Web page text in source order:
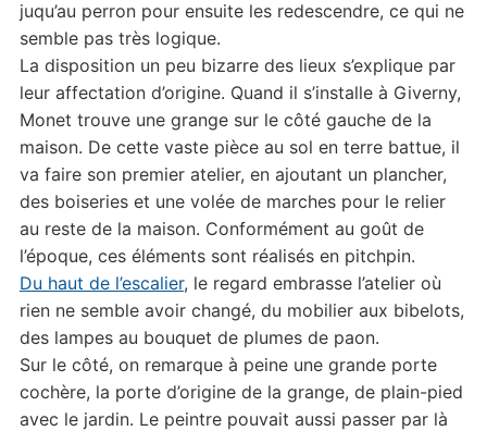
juqu’au perron pour ensuite les redescendre, ce qui ne
semble pas très logique.
La disposition un peu bizarre des lieux s’explique par
leur affectation d’origine. Quand il s’installe à Giverny,
Monet trouve une grange sur le côté gauche de la
maison. De cette vaste pièce au sol en terre battue, il
va faire son premier atelier, en ajoutant un plancher,
des boiseries et une volée de marches pour le relier
au reste de la maison. Conformément au goût de
l’époque, ces éléments sont réalisés en pitchpin.
Du haut de l’escalier, le regard embrasse l’atelier où
rien ne semble avoir changé, du mobilier aux bibelots,
des lampes au bouquet de plumes de paon.
Sur le côté, on remarque à peine une grande porte
cochère, la porte d’origine de la grange, de plain-pied
avec le jardin. Le peintre pouvait aussi passer par là